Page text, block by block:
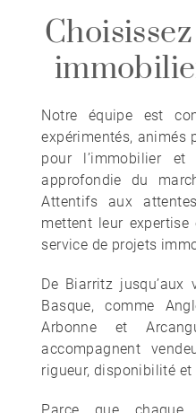
Notre équipe est
expérimentés, animés
pour l’immobilier et
approfondie du
Attentifs aux
mettent leur
service de projets
De Biarritz
Basque, comme
Arbonne et
accompagnent
rigueur, disponibilité et